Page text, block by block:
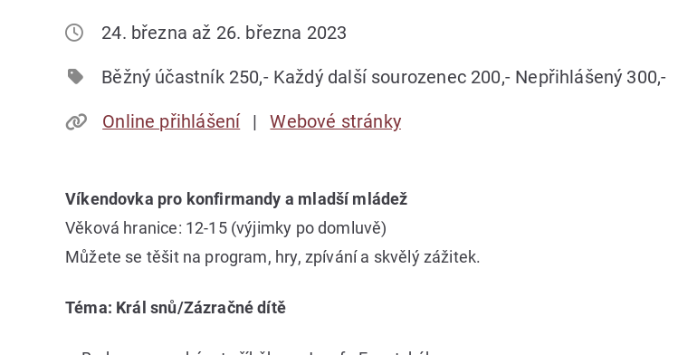
24. března až 26. března 2023
Běžný účastník 250,- Každý další sourozenec 200,- Nepřihlášený 300,-
Online přihlášení Webové stránky
Víkendovka pro konfirmandy a mladší mládež
Věková hranice: 12-15 (výjimky po domluvě)
Můžete se těšit na program, hry, zpívání a skvělý zážitek.
Téma: Král snů/Zázračné dítě